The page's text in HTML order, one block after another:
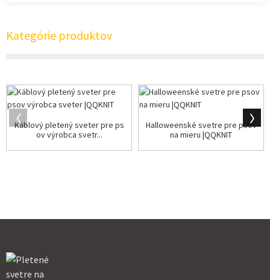
Kategórie produktov
Káblový pletený sveter pre ps
ov výrobca svetr...
Halloweenské svetre pre psov
na mieru |QQKNIT